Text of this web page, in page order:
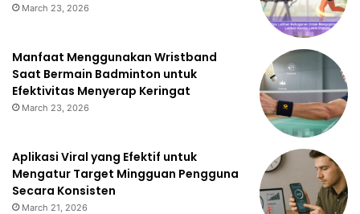
March 23, 2026
Manfaat Menggunakan Wristband
Saat Bermain Badminton untuk
Efektivitas Menyerap Keringat
March 23, 2026
Aplikasi Viral yang Efektif untuk
Mengatur Target Mingguan Pengguna
Secara Konsisten
March 21, 2026